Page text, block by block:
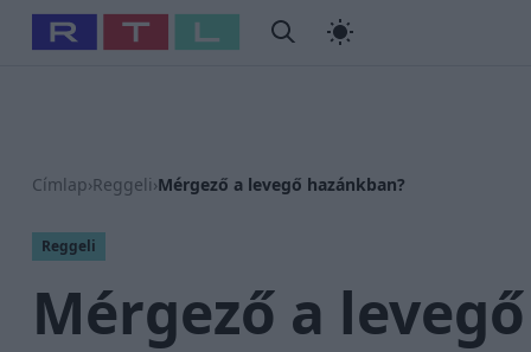
Babits Marcella #Szellő István #Most Wanted
Címlap›Reggeli›Mérgező a levegő hazánkban?
Reggeli
Mérgező a